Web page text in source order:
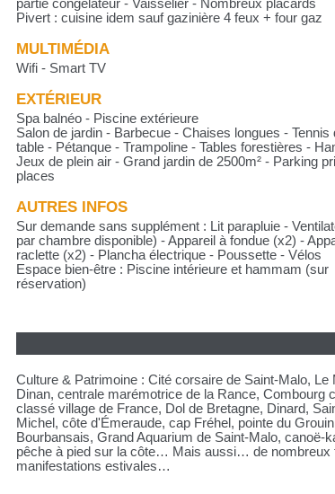
partie congélateur - Vaisselier - Nombreux placards
Pivert : cuisine idem sauf gazinière 4 feux + four gaz
MULTIMÉDIA
Wifi - Smart TV
EXTÉRIEUR
Spa balnéo - Piscine extérieure
Salon de jardin - Barbecue - Chaises longues - Tennis
table - Pétanque - Trampoline - Tables forestières -
Jeux de plein air - Grand jardin de 2500m² - Parking
places
AUTRES INFOS
Sur demande sans supplément : Lit parapluie -
par chambre disponible) - Appareil à fondue (x2) -
raclette (x2) - Plancha électrique - Poussette - Vélos
Espace bien-être : Piscine intérieure et hammam (sur
réservation)
Culture & Patrimoine : Cité corsaire de Saint-Malo,
Dinan, centrale marémotrice de la Rance, Combourg
classé village de France, Dol de Bretagne, Dinard,
Michel, côte d'Émeraude, cap Fréhel, pointe du
Bourbansais, Grand Aquarium de Saint-Malo,
pêche à pied sur la côte… Mais aussi… de nombreux
manifestations estivales…